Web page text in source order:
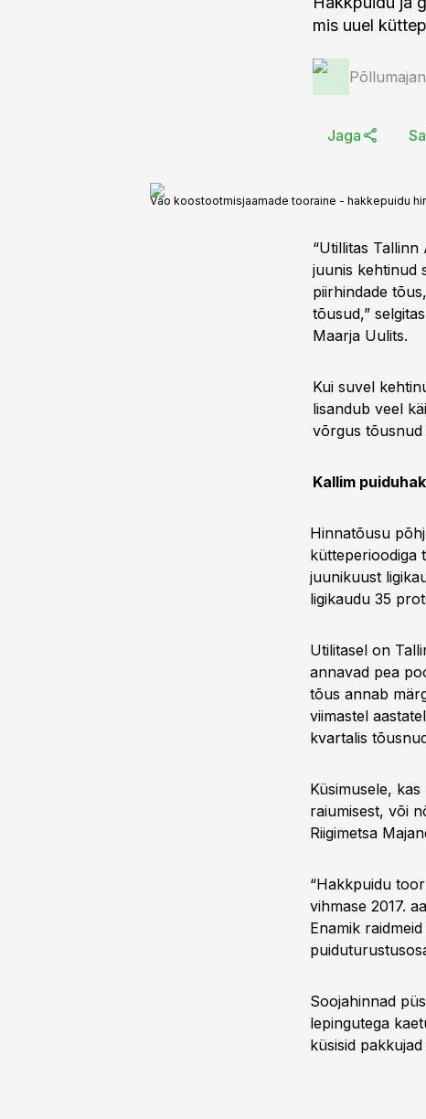
mis uuel
Jaga
Väo koostootmisjaamade tooraine - hakkepuidu
“Utillitas
juunis kehtinud
piirhindade
tõusud,”
Maarja Uulits.
Kui suvel
lisandub veel
võrgus tõusnud
Kallim
Hinnatõusu
kütteperioodiga
juunikuust
ligikaudu 35
Utilitasel on
annavad pea
tõus annab
viimastel
kvartalis
Küsimusele,
raiumisest, või
Riigimetsa
“Hakkpuidu
vihmase 2017.
Enamik
Soojahinnad
lepingutega
küsisid